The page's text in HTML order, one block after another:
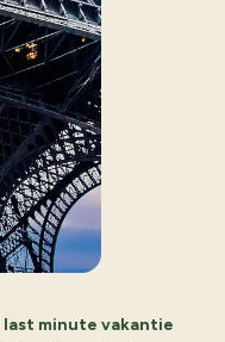
last minute vakantie